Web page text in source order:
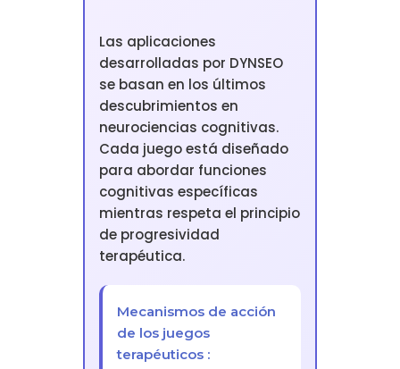
Las aplicaciones
desarrolladas por DYNSEO
se basan en los últimos
descubrimientos en
neurociencias cognitivas.
Cada juego está diseñado
para abordar funciones
cognitivas específicas
mientras respeta el principio
de progresividad
terapéutica.
Mecanismos de acción
de los juegos
terapéuticos :